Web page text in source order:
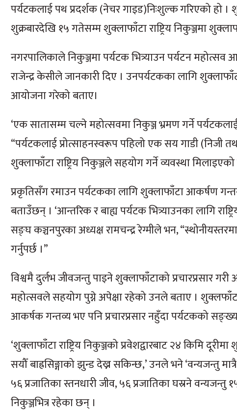
पर्यटकलाई पथ प्रदर्शक (नेचर गाइड)निःशुल्क गरिएको हो ।
शुक्रबारदेखि १५ गतेसम्म शुक्लाफाँटा राष्ट्रिय निकुञ्जमा
नगरपालिकाले निकुञ्जमा पर्यटक भित्र्याउन पर्यटन
राजेन्द्र केसीले जानकारी दिए । उनपर्यटकका लागि
आयोजना गरेको बताए।
‘एक सातासम्म चल्ने महोत्सवमा निकुञ्ज भ्रमण गर्ने
“पर्यटकलाई प्रोत्साहनस्वरूप पहिलो एक सय गाडी (निजी
शुक्लाफाँटा राष्ट्रिय निकुञ्जले सहयोग गर्ने व्यवस्था
प्रकृतिसँग रमाउन पर्यटकका लागि शुक्लाफाँटा आकर्षण
बताउँछन् । ‘आन्तरिक र बाह्य पर्यटक भित्र्याउनका लागि
सङ्घ कञ्चनपुरका अध्यक्ष रामचन्द्र रेग्मीले भन,
गर्नुपर्छ ।”
विश्वमै दुर्लभ जीवजन्तु पाइने शुक्लाफाँटाको प्रचारप्रसार
महोत्सवले सहयोग पुग्ने अपेक्षा रहेको उनले बताए ।
आकर्षक गन्तव्य भए पनि प्रचारप्रसार नहुँदा पर्यटकको
‘शुक्लाफाँटा राष्ट्रिय निकुञ्जको प्रवेशद्वारबाट २४ किमि
सयौँ बाह्रसिङ्गाको झुन्ड देख्न सकिन्छ,’ उनले भने ‘वन्यजन्तु
५६ प्रजातिका स्तनधारी जीव, ५६ प्रजातिका घस्रने वन्यजन्तु
निकुञ्जभित्र रहेका छन् ।